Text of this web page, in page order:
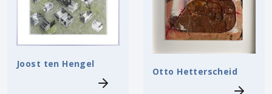
Joost ten Hengel
Otto Hetterscheid